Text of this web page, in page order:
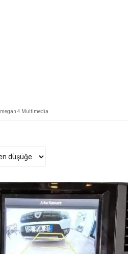
megan 4 Multimedia